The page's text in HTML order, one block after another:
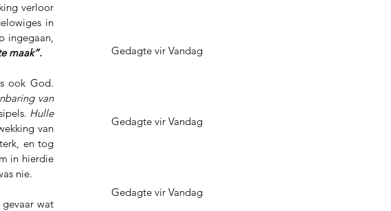
verloor
in
ingegaan,
maak”.
ook God.
van
Hulle
van
en tog
in hierdie
nie.
wat
Gedagte vir Vandag
Gedagte vir Vandag
Gedagte vir Vandag